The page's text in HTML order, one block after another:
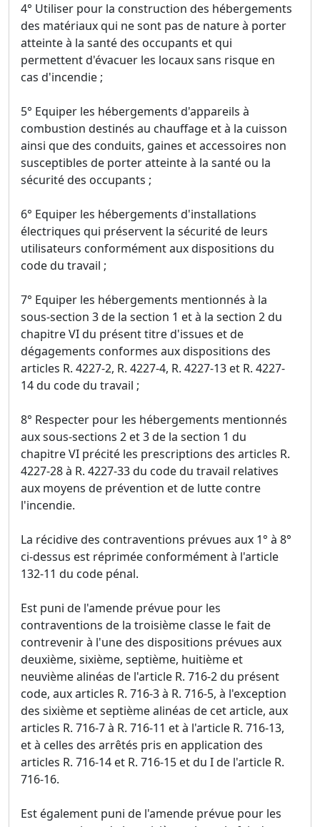
4° Utiliser pour la construction des hébergements
des matériaux qui ne sont pas de nature à porter
atteinte à la santé des occupants et qui
permettent d'évacuer les locaux sans risque en
cas d'incendie ;
5° Equiper les hébergements d'appareils à
combustion destinés au chauffage et à la cuisson
ainsi que des conduits, gaines et accessoires non
susceptibles de porter atteinte à la santé ou la
sécurité des occupants ;
6° Equiper les hébergements d'installations
électriques qui préservent la sécurité de leurs
utilisateurs conformément aux dispositions du
code du travail ;
7° Equiper les hébergements mentionnés à la
sous-section 3 de la section 1 et à la section 2 du
chapitre VI du présent titre d'issues et de
dégagements conformes aux dispositions des
articles R. 4227-2, R. 4227-4, R. 4227-13 et R. 4227-
14 du code du travail ;
8° Respecter pour les hébergements mentionnés
aux sous-sections 2 et 3 de la section 1 du
chapitre VI précité les prescriptions des articles R.
4227-28 à R. 4227-33 du code du travail relatives
aux moyens de prévention et de lutte contre
l'incendie.
La récidive des contraventions prévues aux 1° à 8°
ci-dessus est réprimée conformément à l'article
132-11 du code pénal.
Est puni de l'amende prévue pour les
contraventions de la troisième classe le fait de
contrevenir à l'une des dispositions prévues aux
deuxième, sixième, septième, huitième et
neuvième alinéas de l'article R. 716-2 du présent
code, aux articles R. 716-3 à R. 716-5, à l'exception
des sixième et septième alinéas de cet article, aux
articles R. 716-7 à R. 716-11 et à l'article R. 716-13,
et à celles des arrêtés pris en application des
articles R. 716-14 et R. 716-15 et du I de l'article R.
716-16.
Est également puni de l'amende prévue pour les